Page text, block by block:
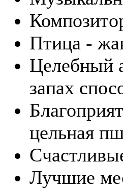
Птица -
Целебный
запах
цельная
Лучшие